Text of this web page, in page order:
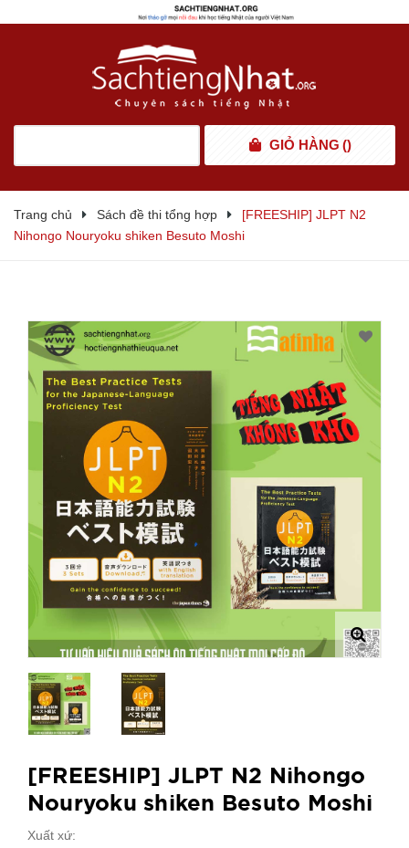
GIỎ HÀNG ()
Trang chủ Sách đề thi tổng hợp
[FREESHIP] JLPT N2
Nihongo Nouryoku shiken Besuto Moshi
[FREESHIP] JLPT N2 Nihongo
Nouryoku shiken Besuto Moshi
Xuất xứ: